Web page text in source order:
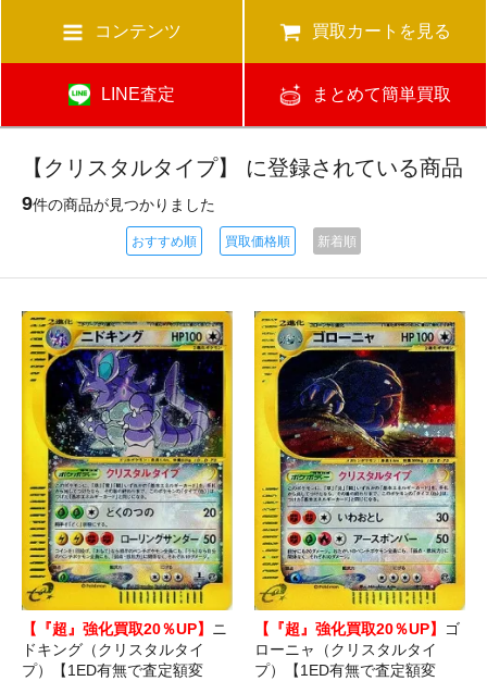
コンテンツ 買取カートを見る
LINE査定 まとめて簡単買取
【クリスタルタイプ】 に登録されている商品
9件の商品が見つかりました
おすすめ順 買取価格順 新着順
【『超』強化買取20％UP】 ニ
ドキング（クリスタルタイ
プ）【1ED有無で査定額変
【『超』強化買取20％UP】 ゴ
ローニャ（クリスタルタイ
プ）【1ED有無で査定額変